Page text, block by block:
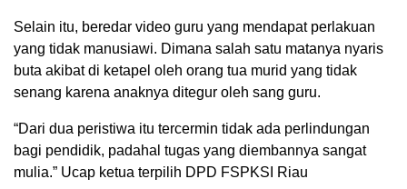
Selain itu, beredar video guru yang mendapat perlakuan
yang tidak manusiawi. Dimana salah satu matanya nyaris
buta akibat di ketapel oleh orang tua murid yang tidak
senang karena anaknya ditegur oleh sang guru.
“Dari dua peristiwa itu tercermin tidak ada perlindungan
bagi pendidik, padahal tugas yang diembannya sangat
mulia.” Ucap ketua terpilih DPD FSPKSI Riau